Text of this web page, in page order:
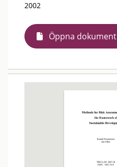
2002
Öppna dokument